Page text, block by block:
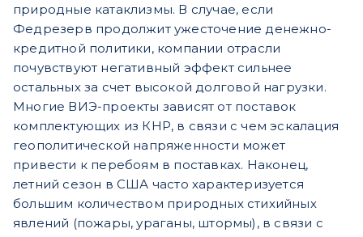
природные катаклизмы. В случае, если
Федрезерв продолжит ужесточение денежно-
кредитной политики, компании отрасли
почувствуют негативный эффект сильнее
остальных за счет высокой долговой нагрузки.
Многие ВИЭ-проекты зависят от поставок
комплектующих из КНР, в связи с чем эскалация
геополитической напряженности может
привести к перебоям в поставках. Наконец,
летний сезон в США часто характеризуется
большим количеством природных стихийных
явлений (пожары, ураганы, штормы), в связи с